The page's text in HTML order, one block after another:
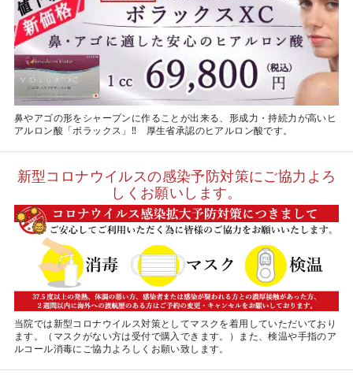
鼻やアゴの形をシャープンに作ることが出来る、形成力・持続力が高いヒ
アルロン酸「ボラックス」‼ 厚生省承認のヒアルロン酸です。
新型コロナウイルスの感染予防対策にご協力よろ
しくお願いします。
当院では新型コロナウイルス対策としてマスクを着用していただいており
ます。（マスクがない方は受付で購入できます。）また、検温や手指のア
ルコール消毒にご協力よろしくお願い致します。